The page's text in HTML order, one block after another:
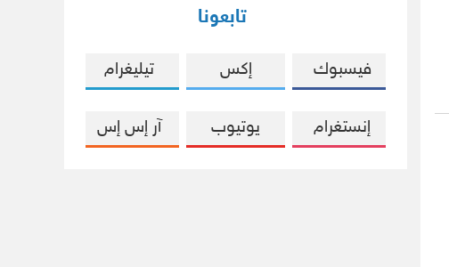
تابعونا
فيسبوك إكس تيليغرام
إنستغرام يوتيوب آر إس إس